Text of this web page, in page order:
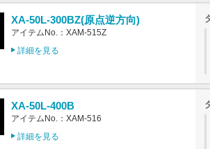
XA-50L-300BZ(原点逆方向)
アイテムNo.：XAM-515Z
詳細を見る
XA-50L-400B
アイテムNo.：XAM-516
詳細を見る